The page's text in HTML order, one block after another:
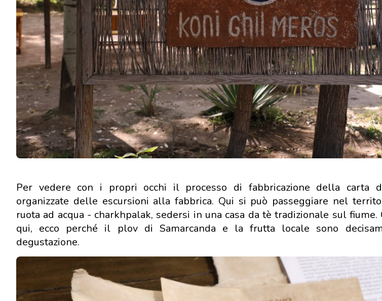
Per vedere con i propri occhi il processo di fabbricazione della carta di
organizzate delle escursioni alla fabbrica. Qui si può passeggiare nel
ruota ad acqua - charkhpalak, sedersi in una casa da tè tradizionale sul
qui, ecco perché il plov di Samarcanda e la frutta locale sono
degustazione.